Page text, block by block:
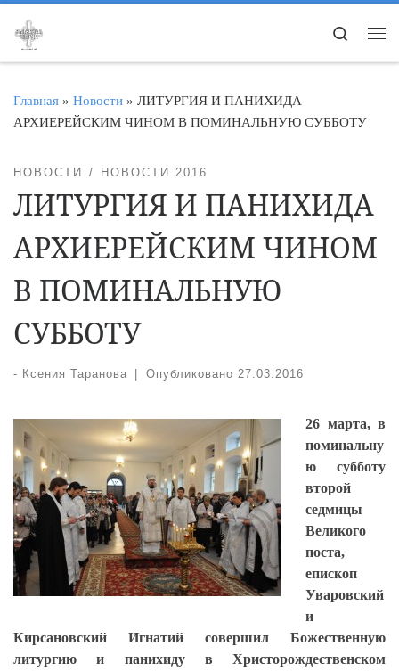
Перейти к содержимому
Search
Главная » Новости » ЛИТУРГИЯ И ПАНИХИДА
АРХИЕРЕЙСКИМ ЧИНОМ В ПОМИНАЛЬНУЮ СУББОТУ
НОВОСТИ НОВОСТИ 2016
ЛИТУРГИЯ И ПАНИХИДА
АРХИЕРЕЙСКИМ ЧИНОМ
В ПОМИНАЛЬНУЮ
СУББОТУ
- Ксения Таранова Опубликовано 27.03.2016
26 марта, в
поминальну
ю субботу
второй
седмицы
Великого
поста,
епископ
Уваровский
и
Кирсановский Игнатий совершил Божественную
литургию и панихиду в Христорождественском